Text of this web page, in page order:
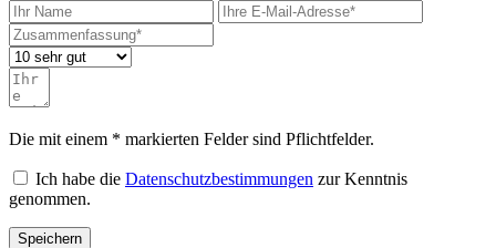
Die mit einem * markierten Felder sind Pflichtfelder.
Ich habe die Datenschutzbestimmungen zur Kenntnis
genommen.
Speichern